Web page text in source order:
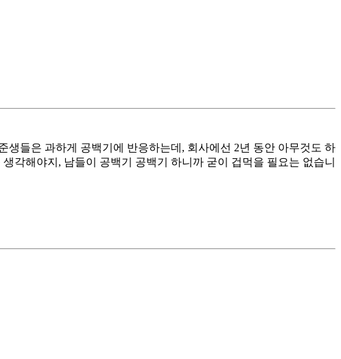
들은 과하게 공백기에 반응하는데, 회사에선 2년 동안 아무것도 하
각해야지, 남들이 공백기 공백기 하니까 굳이 겁먹을 필요는 없습니